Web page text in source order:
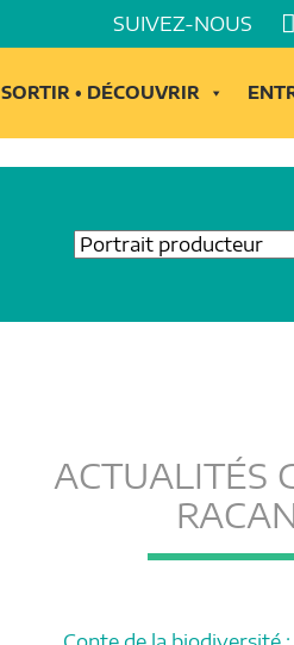
SUIVEZ-NOUS
SORTIR • DÉCOUVRIR
ACTUALITÉS